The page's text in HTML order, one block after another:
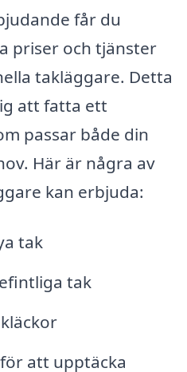
får du
priser och tjänster
takläggare. Detta
att fatta ett
passar både din
Här är några av
kan erbjuda:
tak
tak
att upptäcka